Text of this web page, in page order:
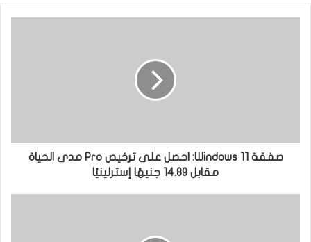
صفقة Windows 11: احصل على ترخيص Pro مدى الحياة
مقابل 14.89 جنيهًا إسترلينيًا